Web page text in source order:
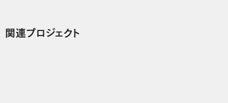
関連プロジェクト